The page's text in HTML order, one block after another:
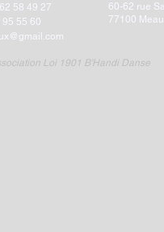
58 49 27
95 55 60
60-62 rue
77100
Loi 1901 B'Handi Danse